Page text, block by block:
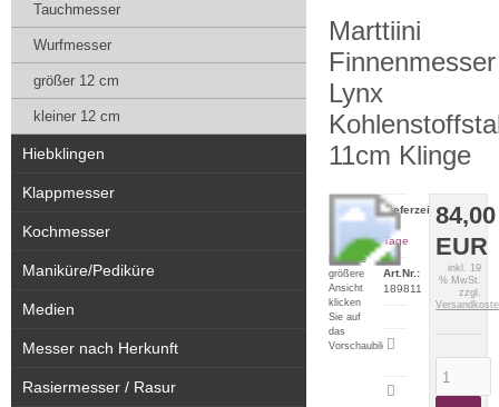
Marttiini
Finnenmesser
Lynx
11cm Klinge
Für eine
größere
Ansicht
klicken
Sie auf
das
Vorschaubild
84,00
EUR
inkl. 19
% MwSt.
zzgl.
Lieferzeit:
2-5
Tage
Art.Nr.:
189811
drucken
Tauchmesser
Wurfmesser
größer 12 cm
kleiner 12 cm
Hiebklingen
Klappmesser
Kochmesser
Maniküre/Pediküre
Medien
Messer nach Herkunft
Rasiermesser / Rasur